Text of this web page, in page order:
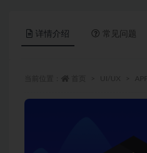
详情介绍 常见问题